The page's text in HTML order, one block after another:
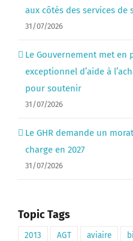
aux côtés des services de
31/07/2026
Le Gouvernement met en
exceptionnel d’aide à
pour soutenir
31/07/2026
Le GHR demande un
charge en 2027
31/07/2026
Topic Tags
2013 AGT aviaire